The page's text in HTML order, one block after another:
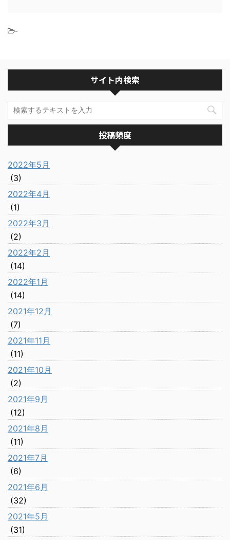
-
サイト内検索
投稿頻度
2022年5月
(3)
2022年4月
(1)
2022年3月
(2)
2022年2月
(14)
2022年1月
(14)
2021年12月
(7)
2021年11月
(11)
2021年10月
(2)
2021年9月
(12)
2021年8月
(11)
2021年7月
(6)
2021年6月
(32)
2021年5月
(31)